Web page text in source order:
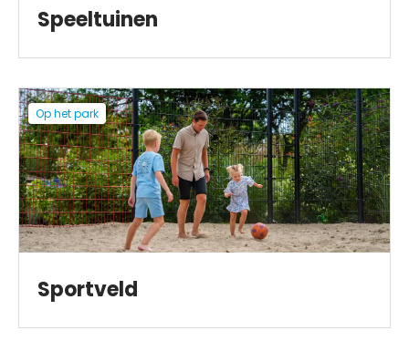
Speeltuinen
Op het park
Sportveld